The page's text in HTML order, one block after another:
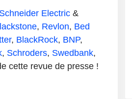
Schneider Electric&
, Revlon, Bed
, BlackRock, BNP,
, Schroders, Swedbank,
cette revue de presse !